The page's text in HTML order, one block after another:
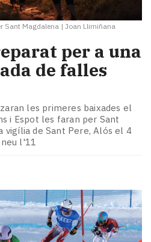
Sant Magdalena | Joan Llimiñana
per a una
de falles
les primeres baixades el
i Espot les faran per Sant
vigília de Sant Pere, Alós el 4
l'11